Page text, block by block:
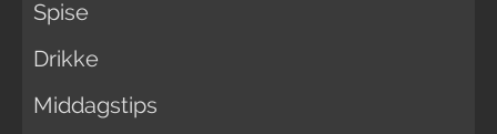
Spise
Drikke
Middagstips